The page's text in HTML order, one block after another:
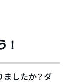
！
したか？ダ